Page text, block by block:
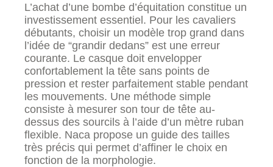
L’achat d’une bombe d’équitation constitue un
investissement essentiel. Pour les cavaliers
débutants, choisir un modèle trop grand dans
l’idée de “grandir dedans” est une erreur
courante. Le casque doit envelopper
confortablement la tête sans points de
pression et rester parfaitement stable pendant
les mouvements. Une méthode simple
consiste à mesurer son tour de tête au-
dessus des sourcils à l’aide d’un mètre ruban
flexible. Naca propose un guide des tailles
très précis qui permet d’affiner le choix en
fonction de la morphologie.